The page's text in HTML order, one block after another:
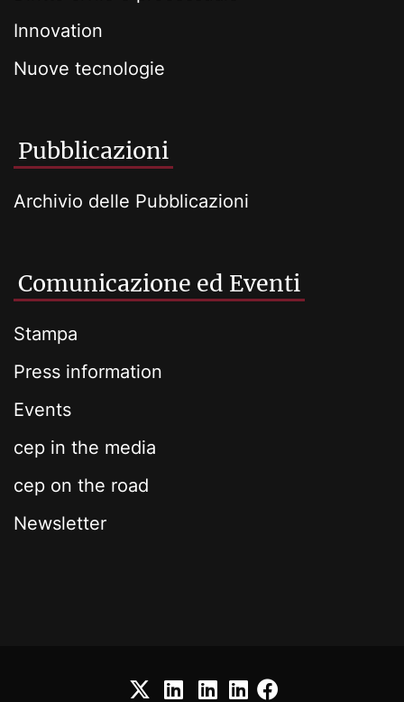
Innovation
Nuove tecnologie
Pubblicazioni
Archivio delle Pubblicazioni
Comunicazione ed Eventi
Stampa
Press information
Events
cep in the media
cep on the road
Newsletter